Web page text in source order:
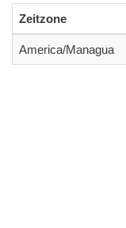
Zeitzone
America/Managua